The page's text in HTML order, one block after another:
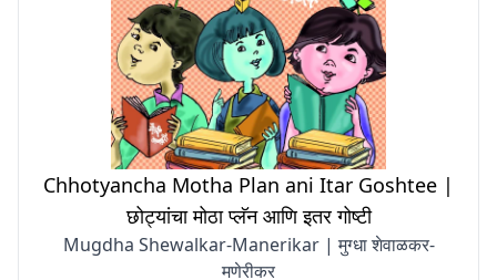
Chhotyancha Motha Plan ani Itar Goshtee |
छोट्यांचा मोठा प्लॅन आणि इतर गोष्टी
Mugdha Shewalkar-Manerikar | मुग्धा शेवाळकर-
मणेरीकर